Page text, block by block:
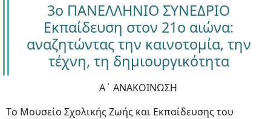
3ο ΠΑΝΕΛΛΗΝΙΟ ΣΥΝΕΔΡΙΟ
Εκπαίδευση στον 21ο αιώνα:
αναζητώντας την καινοτομία, την
τέχνη, τη δημιουργικότητα
Α΄ ΑΝΑΚΟΙΝΩΣΗ
Tο Μουσείο Σχολικής Ζωής και Εκπαίδευσης του